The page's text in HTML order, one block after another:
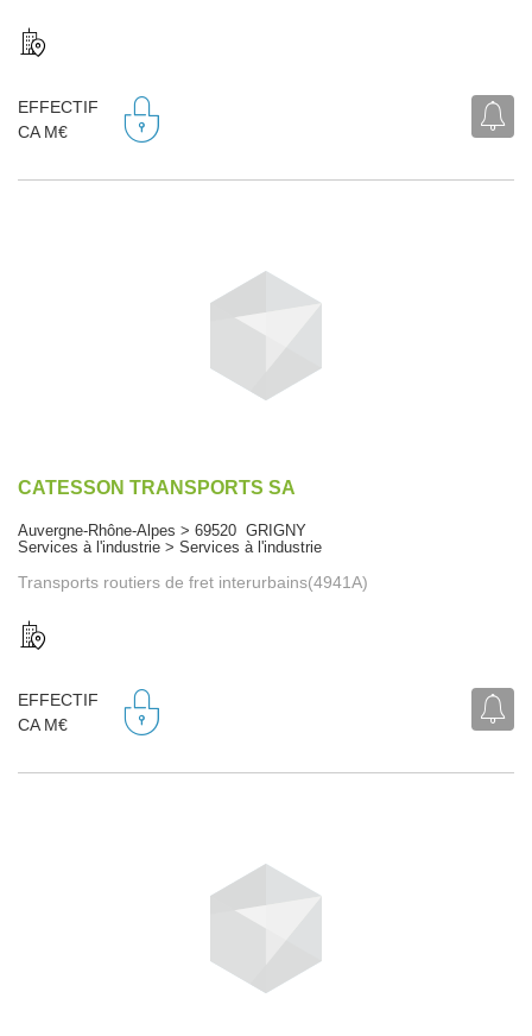
EFFECTIF
CA M€
CATESSON TRANSPORTS SA
Auvergne-Rhône-Alpes > 69520 GRIGNY
Services à l'industrie > Services à l'industrie
Transports routiers de fret interurbains(4941A)
EFFECTIF
CA M€